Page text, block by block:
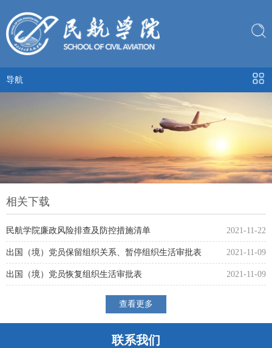
导航
相关下载
2021-11-22
民航学院廉政风险排查及防控措施清单
2021-11-09
出国（境）党员保留组织关系、暂停组织生活审批表
2021-11-09
出国（境）党员恢复组织生活审批表
查看更多
联系我们